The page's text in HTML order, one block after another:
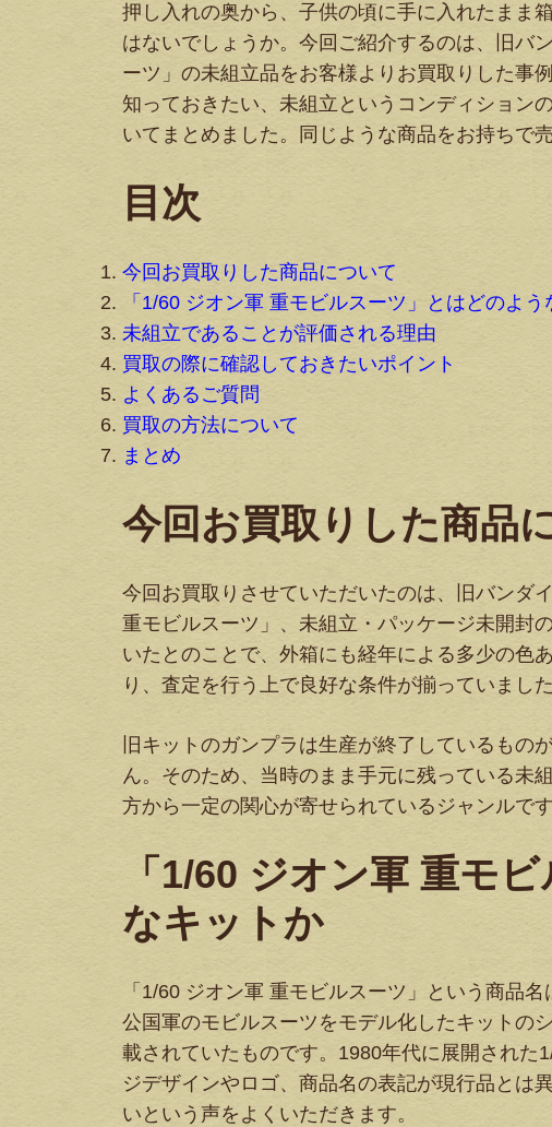
押し入れの奥から、子供の頃に手に入れたま
はないでしょうか。今回ご紹介するのは、旧バ
ーツ」の未組立品をお客様よりお買取りした事
知っておきたい、未組立というコンディション
いてまとめました。同じような商品をお持ちで
目次
今回お買取りした商品について
「1/60 ジオン軍 重モビルスーツ」とはどのよ
未組立であることが評価される理由
買取の際に確認しておきたいポイント
よくあるご質問
買取の方法について
まとめ
今回お買取りした商品
今回お買取りさせていただいたのは、旧バンダ
重モビルスーツ」、未組立・パッケージ未開封
いたとのことで、外箱にも経年による多少の色
り、査定を行う上で良好な条件が揃っていました
旧キットのガンプラは生産が終了しているも
ん。そのため、当時のまま手元に残っている未
方から一定の関心が寄せられているジャンルです
「1/60 ジオン軍 重モ
なキットか
「1/60 ジオン軍 重モビルスーツ」という商品
公国軍のモビルスーツをモデル化したキットの
載されていたものです。1980年代に展開され
ジデザインやロゴ、商品名の表記が現行品とは
いという声をよくいただきます。